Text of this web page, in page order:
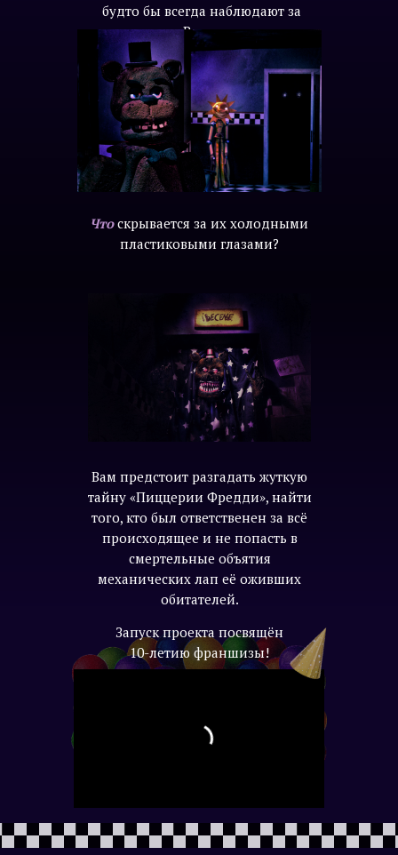
будто бы всегда наблюдают за
Вами.
Что скрывается за их холодными
пластиковыми глазами?
Вам предстоит разгадать жуткую
тайну «Пиццерии Фредди», найти
того, кто был ответственен за всё
происходящее и не попасть в
смертельные объятия
механических лап её оживших
обитателей.
Запуск проекта посвящён
10-летию франшизы!